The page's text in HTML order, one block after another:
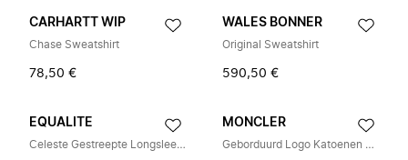
CARHARTT WIP
Chase Sweatshirt
78,50 €
WALES BONNER
Original Sweatshirt
590,50 €
EQUALITE
Celeste Gestreepte Longsleeve Tee
MONCLER
Geborduurd Logo Katoenen Sweatshirt